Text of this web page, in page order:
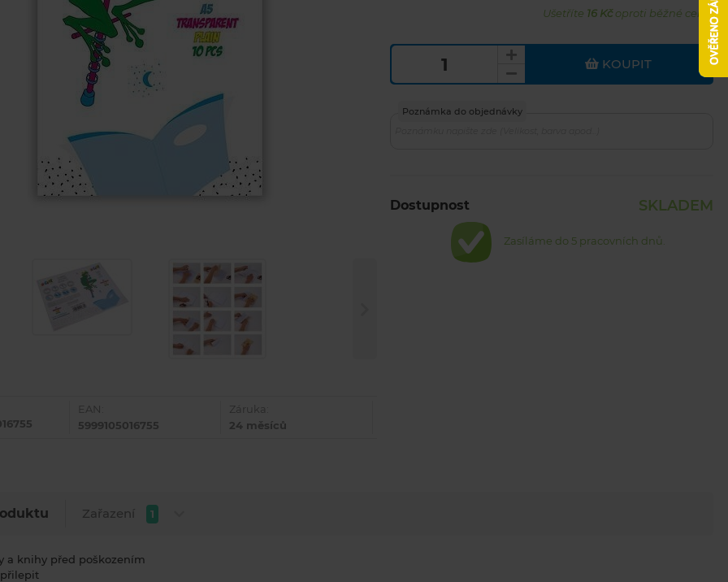
EAN:
5999105016755
Záruka:
24 měsíců
Ušetříte 16 Kčoproti běžné ceně.
KOUPIT
Poznámka do objednávky
Dostupnost SKLADEM
Zasíláme do 5 pracovních dnů.
Zařazení 1
a knihy před poškozením